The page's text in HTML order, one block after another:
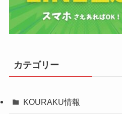
カテゴリー
KOURAKU情報